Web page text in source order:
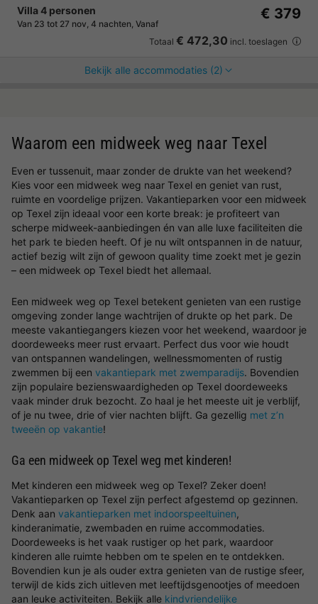
Villa 4 personen
Van 23 tot 27 nov, 4 nachten, Vanaf
€ 379
Totaal € 472,30 incl. toeslagen
Bekijk alle accommodaties (2)
Waarom een midweek weg naar Texel
Even er tussenuit, maar zonder de drukte van het weekend?
Kies voor een midweek weg naar Texel en geniet van rust,
ruimte en voordelige prijzen. Vakantieparken voor een midweek
op Texel zijn ideaal voor een korte break: je profiteert van
scherpe midweek-aanbiedingen én van alle luxe faciliteiten die
het park te bieden heeft. Of je nu wilt ontspannen in de natuur,
actief bezig wilt zijn of gewoon quality time zoekt met je gezin
– een midweek op Texel biedt het allemaal.
Een midweek weg op Texel betekent genieten van een rustige
omgeving zonder lange wachtrijen of drukte op het park. De
meeste vakantiegangers kiezen voor het weekend, waardoor je
doordeweeks meer rust ervaart. Perfect dus voor wie houdt
van ontspannen wandelingen, wellnessmomenten of rustig
zwemmen bij een vakantiepark met zwemparadijs. Bovendien
zijn populaire bezienswaardigheden op Texel doordeweeks
vaak minder druk bezocht. Zo haal je het meeste uit je verblijf,
of je nu twee, drie of vier nachten blijft. Ga gezellig met z’n
tweeën op vakantie!
Ga een midweek op Texel weg met kinderen!
Met kinderen een midweek weg op Texel? Zeker doen!
Vakantieparken op Texel zijn perfect afgestemd op gezinnen.
Denk aan vakantieparken met indoorspeeltuinen,
kinderanimatie, zwembaden en ruime accommodaties.
Doordeweeks is het vaak rustiger op het park, waardoor
kinderen alle ruimte hebben om te spelen en te ontdekken.
Bovendien kun je als ouder extra genieten van de rustige sfeer,
terwijl de kids zich uitleven met leeftijdsgenootjes of meedoen
aan leuke activiteiten. Bekijk alle kindvriendelijke